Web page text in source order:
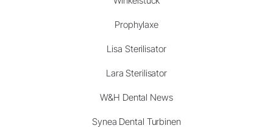
Prophylaxe
Lisa Sterilisator
Lara Sterilisator
W&H Dental News
Synea Dental Turbinen